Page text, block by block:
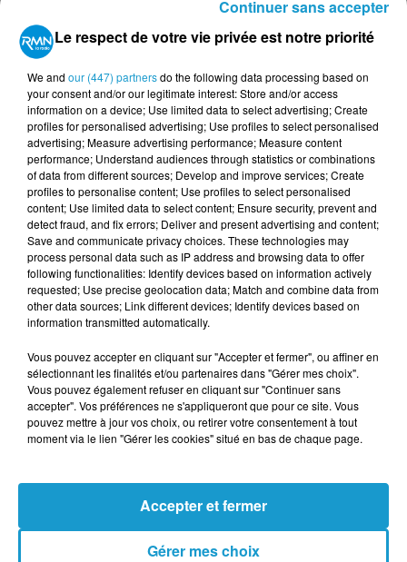
(Pontivy Triathlon) qui s'impose
en 54 minutes 09 secondes et 11 centièmes, juste
devant Théo Noel (Athlétisme Pays de Pontivy) en 54
minutes 09 secondes et 27 centièmes, Sylvain Hervé
en 57 minutes 19 secondes et 64 centièmes se classe
troisième. Chez les femmes, c'estCharline Le
Guilloux(Quéven Aathlétisme) qui rempore la
course en 1 heure 03 minutes et 42 secondes, devant
Carole Nicolas en 1 heure 04 minutes et 49 secondes,
Inès Zas prend la troisème place en 1 heure 11
minutes et 42 secondes.
Sébastien Le Cocq, vainqueur du 14km chez les
hommes.
Charline Le Guilloux, vainqueur du 14km chez les
femmes.
Le respect de votre vie privée est notre priorité
We and our (447) partnersdo the following data processing based on
your consent and/or our legitimate interest: Store and/or access
information on a device; Use limited data to select advertising; Create
profiles for personalised advertising; Use profiles to select personalised
advertising; Measure advertising performance; Measure content
performance; Understand audiences through statistics or combinations
of data from different sources; Develop and improve services; Create
profiles to personalise content; Use profiles to select personalised
content; Use limited data to select content; Ensure security, prevent and
detect fraud, and fix errors; Deliver and present advertising and content;
Save and communicate privacy choices. These technologies may
process personal data such as IP address and browsing data to offer
following functionalities: Identify devices based on information actively
requested; Use precise geolocation data; Match and combine data from
other data sources; Link different devices; Identify devices based on
information transmitted automatically.
Vous pouvez accepter en cliquant sur "Accepter et fermer", ou affiner en
sélectionnant les finalités et/ou partenaires dans "Gérer mes choix".
Vous pouvez également refuser en cliquant sur "Continuer sans
accepter". Vos préférences ne s'appliqueront que pour ce site. Vous
pouvez mettre à jour vos choix, ou retirer votre consentement à tout
moment via le lien "Gérer les cookies" situé en bas de chaque page.
Gérer mes choix
Accepter et fermer
Continuer sans accepter